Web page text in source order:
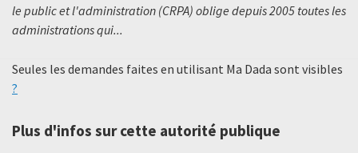
le public et l'administration (CRPA) oblige depuis 2005 toutes les
administrations qui...
Seules les demandes faites en utilisant Ma Dada sont visibles
?
Plus d'infos sur cette autorité publique